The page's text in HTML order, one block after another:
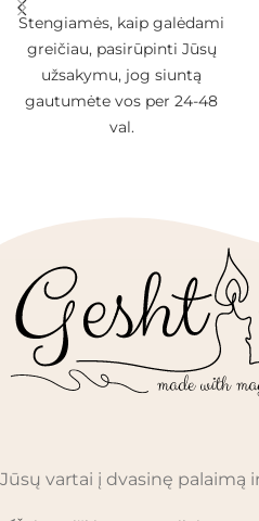
Stengiamės, kaip galėdami
greičiau, pasirūpinti Jūsų
užsakymu, jog siuntą
gautumėte vos per 24-48
val.
Jūsų vartai į dvasinę palaimą